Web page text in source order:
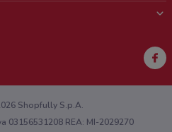
sull'app?
Shopfully S.p.A.
03156531208 REA: MI-2029270